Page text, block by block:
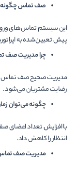
صف تماس چگونه
این سیستم تماس‌های
پیش تعیین‌شده به
چرا مدیریت صف
مدیریت صحیح صف تماس
رضایت مشتریان می‌شود.
چگونه می‌توان
با افزایش تعداد
انتظار را کاهش داد.
مدیریت صف تماس